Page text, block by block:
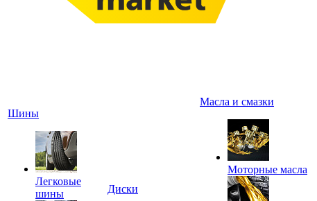
Шины
Легковые
шины
Диски
Масла и смазки
Моторные масла